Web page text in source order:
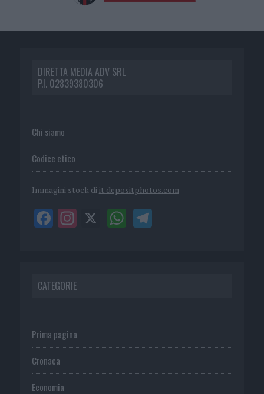
DIRETTA MEDIA ADV SRL
P.I. 02839380306
Chi siamo
Codice etico
Immagini stock di it.depositphotos.com
CATEGORIE
Prima pagina
Cronaca
Economia